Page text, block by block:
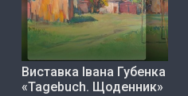
Виставка Івана Губенка
«Tagebuch. Щоденник»